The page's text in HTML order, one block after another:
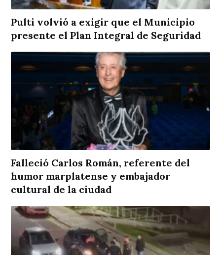
Pulti volvió a exigir que el Municipio
presente el Plan Integral de Seguridad
Falleció Carlos Román, referente del
humor marplatense y embajador
cultural de la ciudad